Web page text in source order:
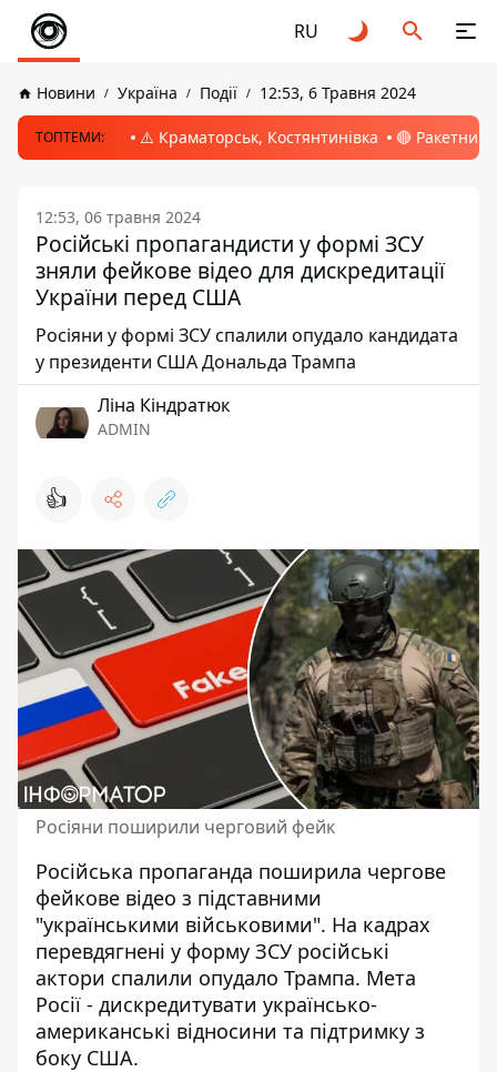
RU
Новини Україна Події 12:53, 6 Травня 2024
ТОПТЕМИ: ⚠️ Краматорськ, Костянтинівка 🔴 Ракетний
12:53, 06 травня 2024
Російські пропагандисти у формі ЗСУ
зняли фейкове відео для дискредитації
України перед США
Росіяни у формі ЗСУ спалили опудало кандидата
у президенти США Дональда Трампа
Ліна Кіндратюк
ADMIN
👍
Росіяни поширили черговий фейк
Російська пропаганда поширила чергове
фейкове відео з підставними
"українськими військовими". На кадрах
перевдягнені у форму ЗСУ російські
актори спалили опудало Трампа. Мета
Росії - дискредитувати українсько-
американські відносини та підтримку з
боку США.